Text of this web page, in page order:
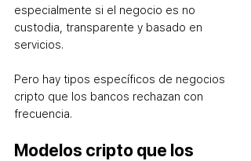
especialmente si el negocio es no
custodia, transparente y basado en
servicios.
Pero hay tipos específicos de negocios
cripto que los bancos rechazan con
frecuencia.
Modelos cripto que los